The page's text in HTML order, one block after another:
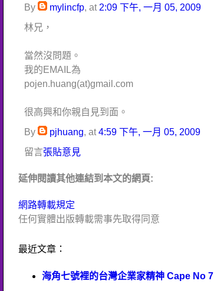
By
mylincfp, at 2:09 下午, 一月 05, 2009
林兄，
當然沒問題。
我的EMAIL為
pojen.huang(at)gmail.com
很高興和你親自見到面。
By
pjhuang, at4:59 下午, 一月 05, 2009
留言張貼意見
延伸閱讀其他連結到本文的網頁:
網路轉載規定
任何實體出版轉載需事先取得同意
最近文章：
海角七號裡的台灣企業家精神 Cape No 7